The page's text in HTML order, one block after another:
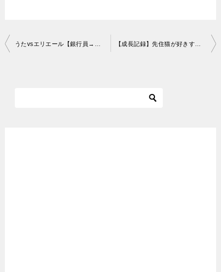
投
うたvsエリエール【銀行員→ネコまみれの生活 】Scottish fold 【成長記録】先住猫が好きすぎる新入り猫